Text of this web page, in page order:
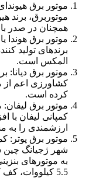
موتور برق
همچنان در صدر
موتور برق هوندا
برندهای تولید
المکس است.
موتور برق دیانا:
کشاورزی اعم از
کرده است.
موتور برق
کمپانی لیفان
ارزشمندی را به
شهر ژجیانگ چین
5.5 کیلووات، کف کش ها و موتور پمپ های آب اشاره کرد.